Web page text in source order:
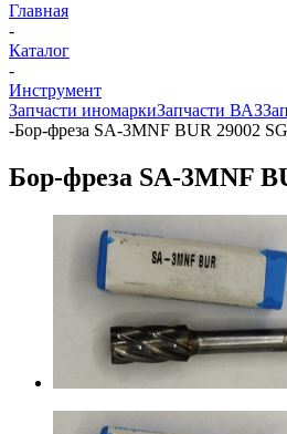
Главная
-
Каталог
-
Инструмент
Запчасти иномаркиЗапчасти ВАЗ
-Бор-фреза SA-3MNF BUR 29002
Бор-фреза SA-3MNF